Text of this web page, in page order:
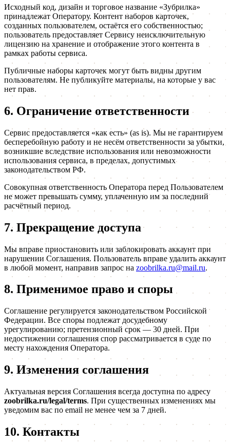
Исходный код, дизайн и торговое название «Зубрилка»
принадлежат Оператору. Контент наборов карточек,
созданных пользователем, остаётся его собственностью;
пользователь предоставляет Сервису неисключительную
лицензию на хранение и отображение этого контента в
рамках работы сервиса.
Публичные наборы карточек могут быть видны другим
пользователям. Не публикуйте материалы, на которые у вас
нет прав.
6. Ограничение ответственности
Сервис предоставляется «как есть» (as is). Мы не гарантируем
бесперебойную работу и не несём ответственности за убытки,
возникшие вследствие использования или невозможности
использования сервиса, в пределах, допустимых
законодательством РФ.
Совокупная ответственность Оператора перед Пользователем
не может превышать сумму, уплаченную им за последний
расчётный период.
7. Прекращение доступа
Мы вправе приостановить или заблокировать аккаунт при
нарушении Соглашения. Пользователь вправе удалить аккаунт
в любой момент, направив запрос на zoobrilka.ru@mail.ru.
8. Применимое право и споры
Соглашение регулируется законодательством Российской
Федерации. Все споры подлежат досудебному
урегулированию; претензионный срок — 30 дней. При
недостижении соглашения спор рассматривается в суде по
месту нахождения Оператора.
9. Изменения соглашения
Актуальная версия Соглашения всегда доступна по адресу
zoobrilka.ru/legal/terms. При существенных изменениях мы
уведомим вас по email не менее чем за 7 дней.
10. Контакты